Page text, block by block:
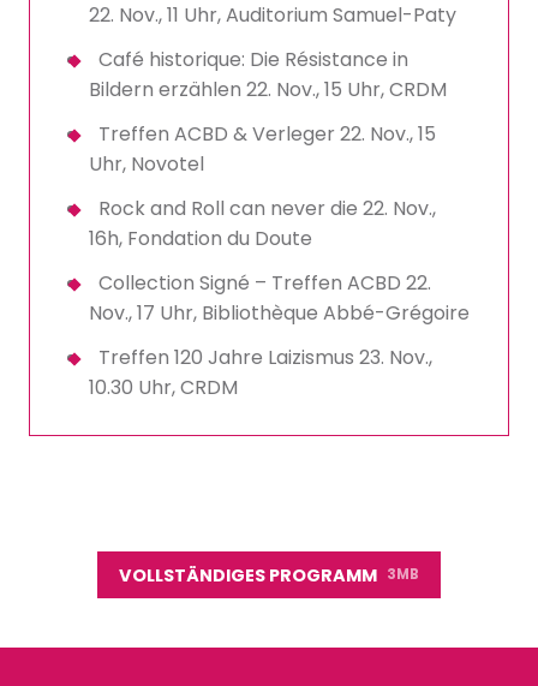
22. Nov., 11 Uhr, Auditorium Samuel-Paty
Café historique: Die Résistance in
Bildern erzählen 22. Nov., 15 Uhr, CRDM
Treffen ACBD & Verleger 22. Nov., 15
Uhr, Novotel
Rock and Roll can never die 22. Nov.,
16h, Fondation du Doute
Collection Signé – Treffen ACBD 22.
Nov., 17 Uhr, Bibliothèque Abbé-Grégoire
Treffen 120 Jahre Laizismus 23. Nov.,
10.30 Uhr, CRDM
VOLLSTÄNDIGES PROGRAMM 3MB